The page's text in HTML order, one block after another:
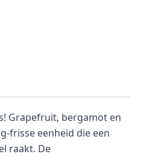
Grapefruit, bergamot en
frisse eenheid die een
raakt. De